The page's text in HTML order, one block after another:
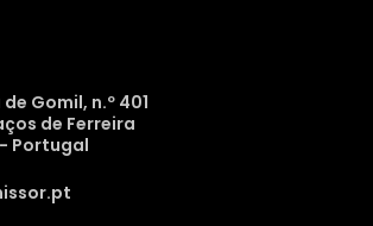
Gomil, n.º 401
de Ferreira
Portugal